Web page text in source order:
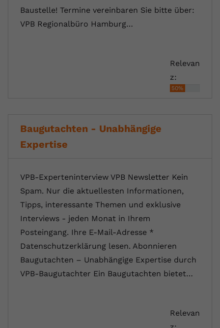
Baustelle! Termine vereinbaren Sie bitte über:
VPB Regionalbüro Hamburg…
Relevan
z:
50%
Baugutachten - Unabhängige
Expertise
VPB-Experteninterview VPB Newsletter Kein
Spam. Nur die aktuellesten Informationen,
Tipps, interessante Themen und exklusive
Interviews - jeden Monat in Ihrem
Posteingang. Ihre E-Mail-Adresse *
Datenschutzerklärung lesen. Abonnieren
Baugutachten – Unabhängige Expertise durch
VPB-Baugutachter Ein Baugutachten bietet…
Relevan